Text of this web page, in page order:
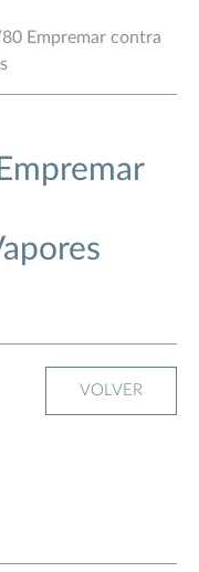
Empremar contra
VOLVER